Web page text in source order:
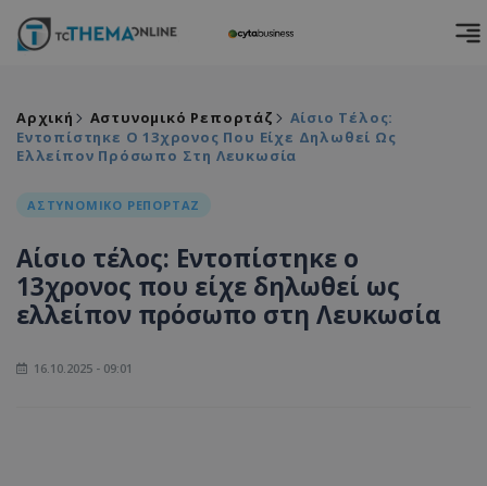
Αρχική Αστυνομικό Ρεπορτάζ
Αίσιο Τέλος:
Εντοπίστηκε Ο 13χρονος Που Είχε Δηλωθεί Ως
Ελλείπον Πρόσωπο Στη Λευκωσία
ΑΣΤΥΝΟΜΙΚΟ ΡΕΠΟΡΤΑΖ
Αίσιο τέλος: Εντοπίστηκε ο
13χρονος που είχε δηλωθεί ως
ελλείπον πρόσωπο στη Λευκωσία
16.10.2025 - 09:01